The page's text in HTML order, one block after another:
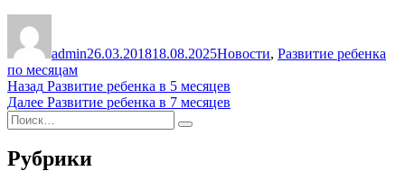
admin26.03.201818.08.2025Новости, Развитие ребенка
по месяцам
Навигация
по
записям
Назад Предыдущая
запись:
Развитие ребенка в 5 месяцев
Далее Следующая
Развитие ребенка в 7 месяцев
Искать:
Поиск
Рубрики